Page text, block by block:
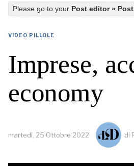
Please go to your Post editor »
VIDEO PILLOLE
Imprese,
economy
martedì, 25 Ottobre 2022 di